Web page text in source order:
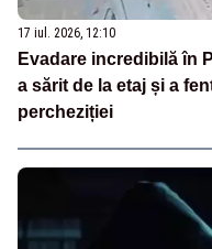
17 iul. 2026, 12:10
Evadare incredibilă în
a sărit de la etaj și a
percheziției